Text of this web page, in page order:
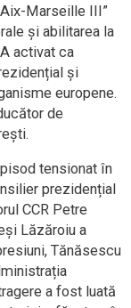
Marseille III”
și abilitarea la
activat ca
și
europene.
de
tensionat în
prezidențial
CCR Petre
Lăzăroiu a
Tănăsescu
a fost luată